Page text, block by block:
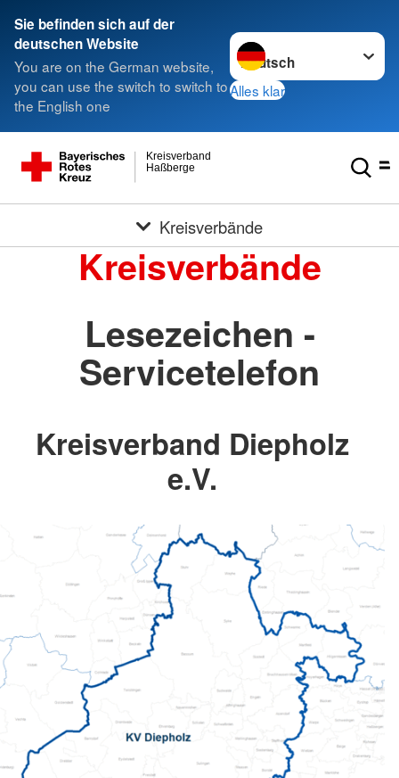
Sie befinden sich auf der
deutschen Website
You are on the German website,
you can use the switch to switch to
the English one
Sprache wechseln zu
Alles klar
Haßberge
Kreisverband
Kreisverbände
Kreisverbände
Lesezeichen -
Servicetelefon
Kreisverband Diepholz
e.V.